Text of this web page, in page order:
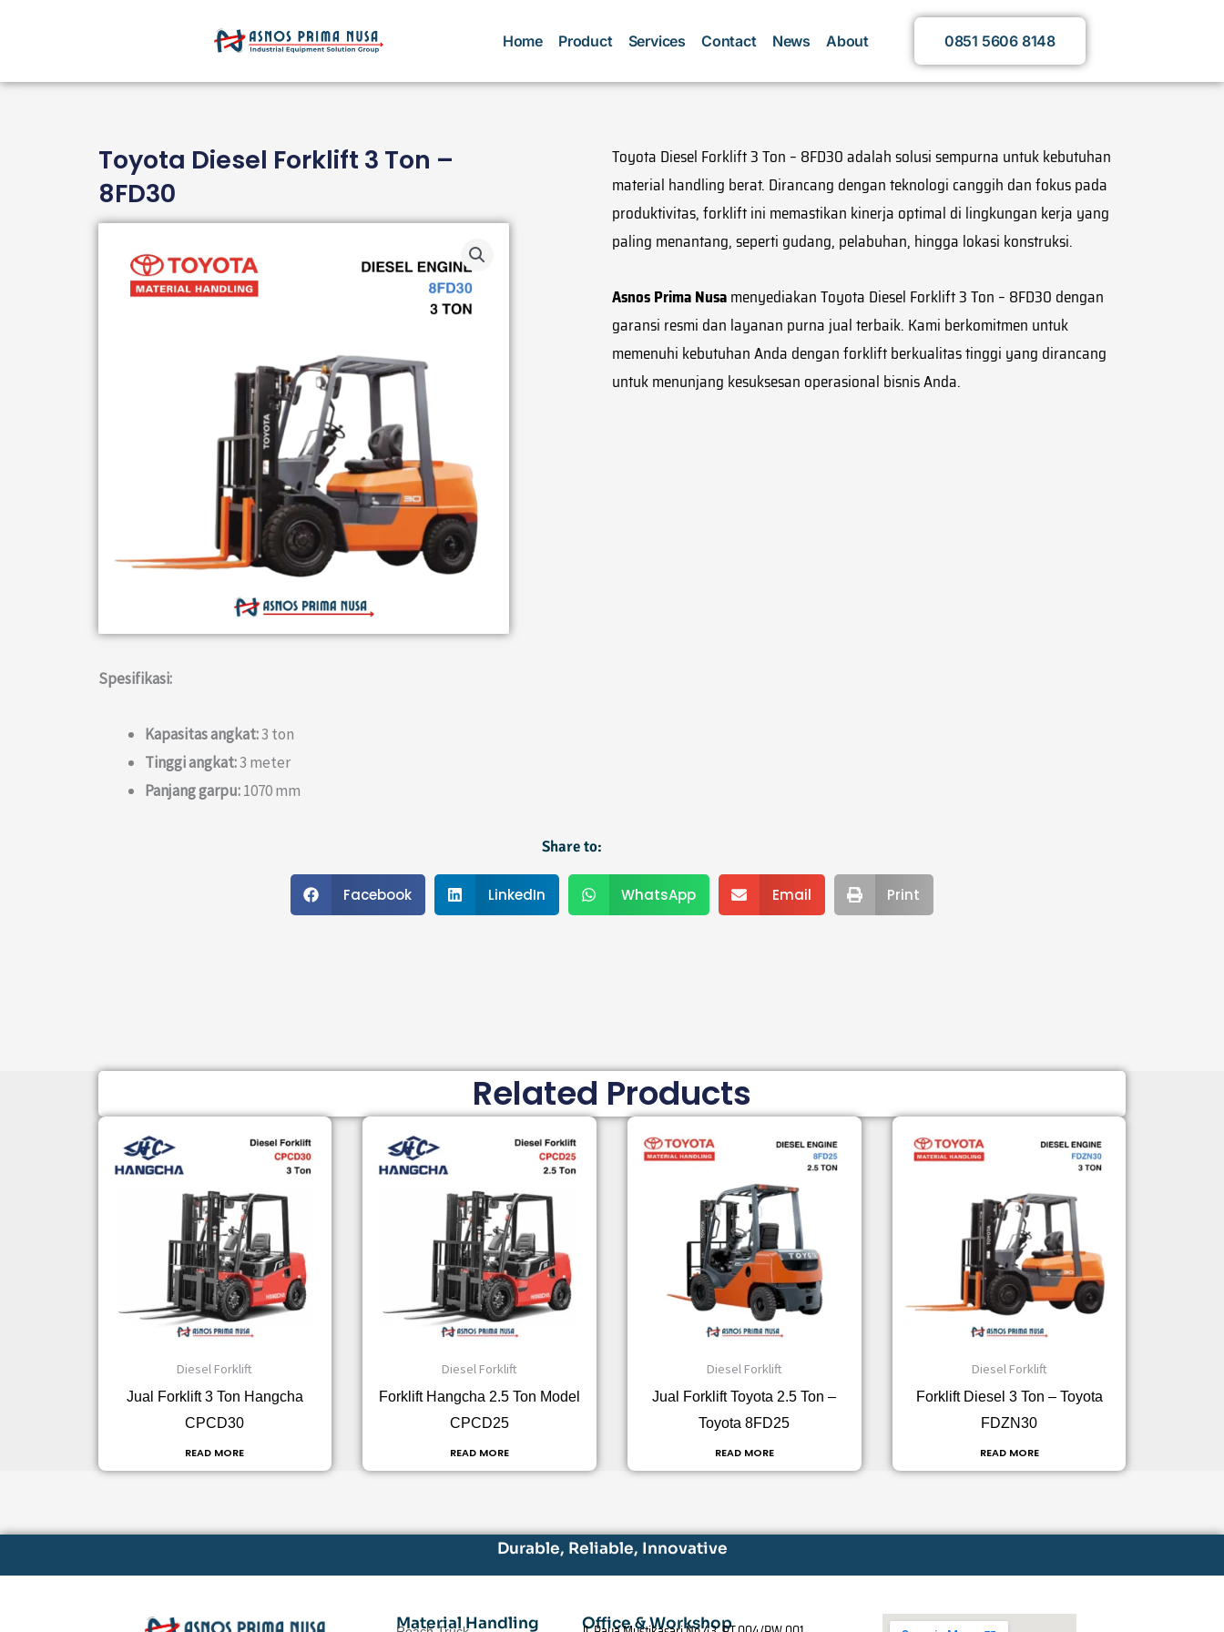
Home Product Services Contact News About 0851 5606 8148
Toyota Diesel Forklift 3 Ton –
8FD30
Spesifikasi:
Kapasitas angkat:3 ton
Tinggi angkat:3 meter
Panjang garpu:1070 mm
Toyota Diesel Forklift 3 Ton – 8FD30 adalah solusi sempurna untuk kebutuhan
material handling berat. Dirancang dengan teknologi canggih dan fokus pada
produktivitas, forklift ini memastikan kinerja optimal di lingkungan kerja yang
paling menantang, seperti gudang, pelabuhan, hingga lokasi konstruksi.
Asnos Prima Nusamenyediakan Toyota Diesel Forklift 3 Ton – 8FD30 dengan
garansi resmi dan layanan purna jual terbaik. Kami berkomitmen untuk
memenuhi kebutuhan Anda dengan forklift berkualitas tinggi yang dirancang
untuk menunjang kesuksesan operasional bisnis Anda.
Share to:
Facebook LinkedIn WhatsApp Email Print
Related Products
Diesel Forklift
Jual Forklift 3 Ton Hangcha
CPCD30
READ MORE
Diesel Forklift
Forklift Hangcha 2.5 Ton Model
CPCD25
READ MORE
Diesel Forklift
Jual Forklift Toyota 2.5 Ton –
Toyota 8FD25
READ MORE
Diesel Forklift
Forklift Diesel 3 Ton – Toyota
FDZN30
READ MORE
Durable, Reliable, Innovative
Material Handling Office & Workshop